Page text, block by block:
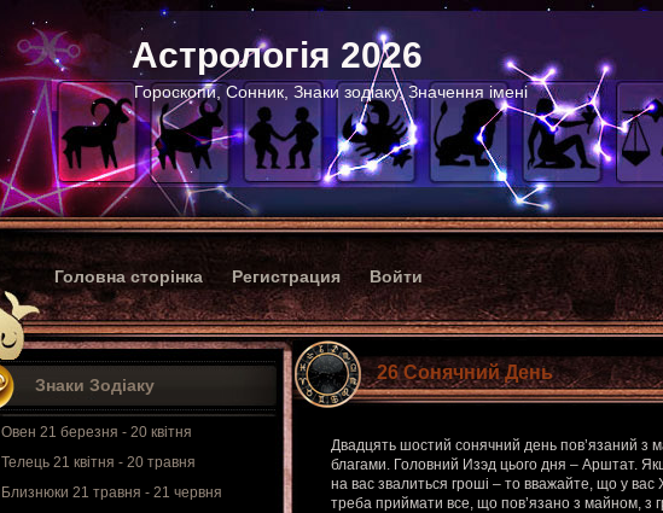
Астрологія 2026
Гороскопи, Сонник, Знаки зодіаку, Значення імені
Головна сторінка Регистрация Войти
Знаки Зодіаку
Овен 21 березня - 20 квітня
Телець 21 квітня - 20 травня
Близнюки 21 травня - 21 червня
26 Сонячний День
Двадцять шостий сонячний день пов’язаний з
благами. Головний Изэд цього дня – Арштат.
на вас звалиться гроші – то вважайте, що у вас
треба приймати все, що пов’язано з майном, з